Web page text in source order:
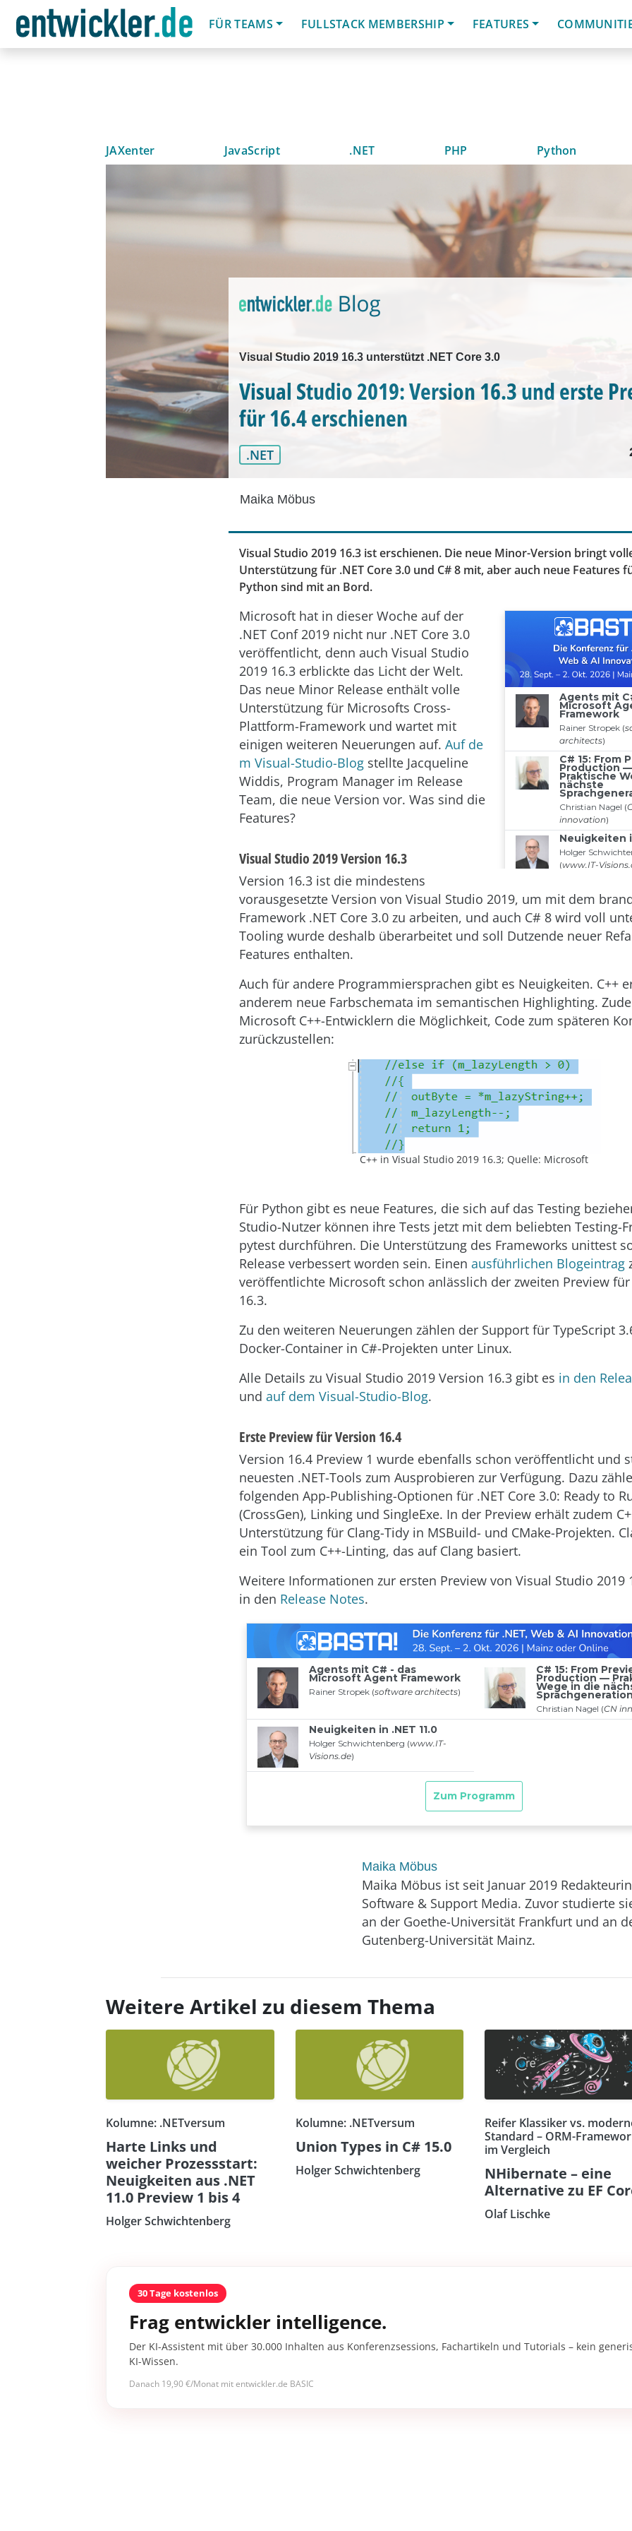
FÜR TEAMS FULLSTACK MEMBERSHIP FEATURES
JAXenter JavaScript .NET PHP Python
Visual Studio 2019 16.3 unterstützt .NET Core 3.0
Visual Studio 2019: Version 16.3 und erste
für 16.4 erschienen
.NET
Maika Möbus
Visual Studio 2019 16.3 ist erschienen. Die neue Minor-Version bringt
Unterstützung für .NET Core 3.0 und C# 8 mit, aber auch neue Features
Python sind mit an Bord.
Microsoft hat in dieser Woche auf der
.NET Conf 2019 nicht nur .NET Core 3.0
veröffentlicht, denn auch Visual Studio
2019 16.3 erblickte das Licht der Welt.
Das neue Minor Release enthält volle
Unterstützung für Microsofts Cross-
Plattform-Framework und wartet mit
einigen weiteren Neuerungen auf. Auf de
m Visual-Studio-Blog stellte Jacqueline
Widdis, Program Manager im Release
Team, die neue Version vor. Was sind die
Features?
Visual Studio 2019 Version 16.3
Version 16.3 ist die mindestens
vorausgesetzte Version von Visual Studio 2019, um mit dem
Framework .NET Core 3.0 zu arbeiten, und auch C# 8 wird voll
Tooling wurde deshalb überarbeitet und soll Dutzende neuer
Features enthalten.
Auch für andere Programmiersprachen gibt es Neuigkeiten. C++
anderem neue Farbschemata im semantischen Highlighting.
Microsoft C++-Entwicklern die Möglichkeit, Code zum späteren
zurückzustellen:
C++ in Visual Studio 2019 16.3; Quelle: Microsoft
Für Python gibt es neue Features, die sich auf das Testing
Studio-Nutzer können ihre Tests jetzt mit dem beliebten Testing-
pytest durchführen. Die Unterstützung des Frameworks unittest
Release verbessert worden sein. Einen ausführlichen Blogeintrag
veröffentlichte Microsoft schon anlässlich der zweiten Preview
16.3.
Zu den weiteren Neuerungen zählen der Support für TypeScript
Docker-Container in C#-Projekten unter Linux.
Alle Details zu Visual Studio 2019 Version 16.3 gibt es in den
und auf dem Visual-Studio-Blog.
Erste Preview für Version 16.4
Version 16.4 Preview 1 wurde ebenfalls schon veröffentlicht und
neuesten .NET-Tools zum Ausprobieren zur Verfügung. Dazu
folgenden App-Publishing-Optionen für .NET Core 3.0: Ready to
(CrossGen), Linking und SingleExe. In der Preview erhält zudem
Unterstützung für Clang-Tidy in MSBuild- und CMake-Projekten.
ein Tool zum C++-Linting, das auf Clang basiert.
Weitere Informationen zur ersten Preview von Visual Studio 2019
in den Release Notes.
Maika Möbus
Maika Möbus ist seit Januar 2019
Software & Support Media. Zuvor studierte
an der Goethe-Universität Frankfurt und an
Gutenberg-Universität Mainz.
Weitere Artikel zu diesem Thema
Kolumne: .NETversum
Harte Links und
weicher Prozessstart:
Neuigkeiten aus .NET
11.0 Preview 1 bis 4
Holger Schwichtenberg
Kolumne: .NETversum
Union Types in C# 15.0
Holger Schwichtenberg
Reifer Klassiker vs.
Standard – ORM-
im Vergleich
NHibernate – eine
Alternative zu EF
Olaf Lischke
30 Tage kostenlos
Frag entwickler intelligence.
Der KI-Assistent mit über 30.000 Inhalten aus Konferenzsessions, Fachartikeln und Tutorials – kein
KI-Wissen.
Danach 19,90 €/Monat mit entwickler.de BASIC